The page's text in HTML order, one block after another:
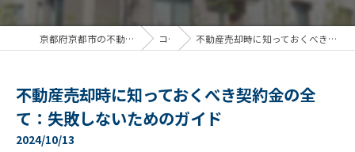
京都府京都市の不動産売却なら株式会社RAVEN コラム 不動産売却時に知っておくべき契約金の全て：失敗しないためのガイド
不動産売却時に知っておくべき契約金の全
て：失敗しないためのガイド
2024/10/13